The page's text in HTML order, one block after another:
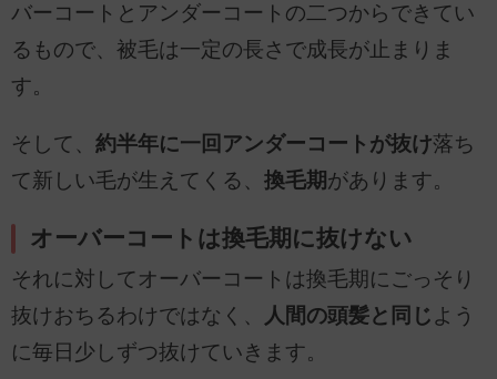
バーコートとアンダーコートの二つからできてい
るもので、被毛は一定の長さで成長が止まりま
す。
そして、 約半年に一回アンダーコートが抜け落ち
て新しい毛が生えてくる、 換毛期があります。
オーバーコートは換毛期に抜けない
それに対してオーバーコートは換毛期にごっそり
抜けおちるわけではなく、
人間の頭髪と同じよう
に毎日少しずつ抜けていきます。